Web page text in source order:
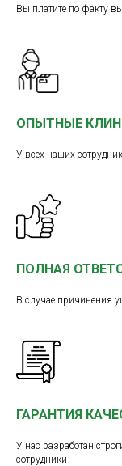
Вы платите по факту
ОПЫТНЫЕ
У всех наших
ПОЛНАЯ
В случае причинения
ГАРАНТИЯ
У нас разработан
сотрудники